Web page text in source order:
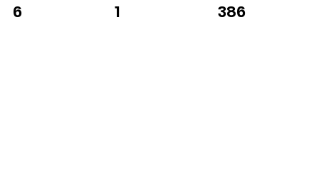
6 1 386